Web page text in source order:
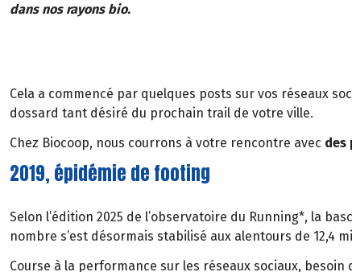
dans nos rayons bio.
Cela a commencé par quelques posts sur vos réseaux
dossard tant désiré du prochain trail de votre ville.
Chez Biocoop, nous courrons à votre rencontre avec des
2019, épidémie de footing
Selon l’édition 2025 de l’observatoire du Running*, la
nombre s’est désormais stabilisé aux alentours de 12,4
Course à la performance sur les réseaux sociaux,